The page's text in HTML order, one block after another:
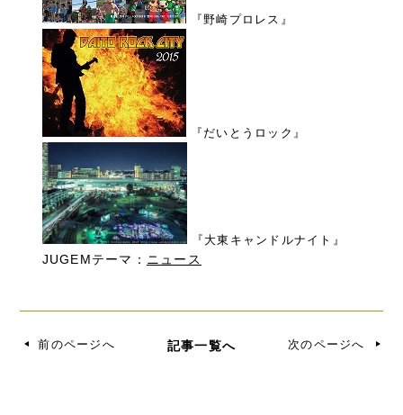
『野崎プロレス』
『だいとうロック』
『大東キャンドルナイト』
JUGEMテーマ： ニュース
前のページへ 記事一覧へ 次のページへ